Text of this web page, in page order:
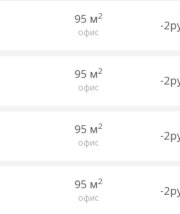
95 м2
офис -
95 м2
офис -
95 м2
офис -
95 м2
офис -